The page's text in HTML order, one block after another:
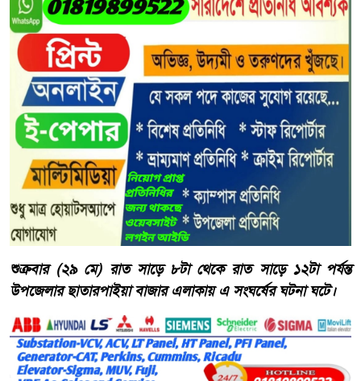
শুক্রবার (২৯ মে) রাত সাড়ে ৮টা থেকে রাত সাড়ে ১২টা পর্যন্ত
উপজেলার ছাতারপাইয়া বাজার এলাকায় এ সংঘর্ষের ঘটনা ঘটে।